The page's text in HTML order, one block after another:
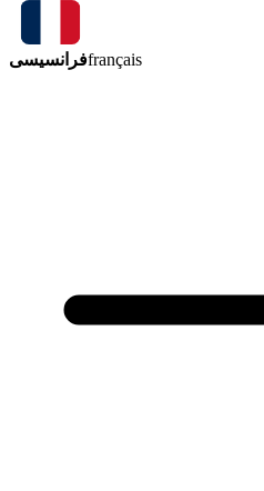
فرانسیسیfrançais